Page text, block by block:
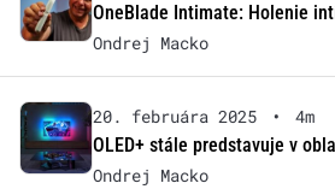
OneBlade Intimate: Holenie
Ondrej Macko
20. februára 2025 •
4m
OLED+ stále predstavuje v
Ondrej Macko